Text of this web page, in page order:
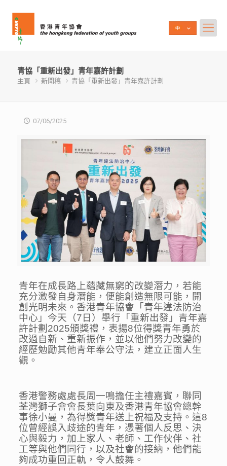
青協「重新出發」青年嘉許計劃
主頁 新聞稿 青協「重新出發」青年嘉許計劃
07/06/2025
青年在成長路上蘊藏無窮的改變潛力，若能
充分激發自身潛能，便能創造無限可能，開
創光明未來。香港青年協會「青年違法防治
中心」今天（7日）舉行「重新出發」青年嘉
許計劃2025頒獎禮，表揚8位得獎青年勇於
改過自新、重新振作，並以他們努力改變的
經歷勉勵其他青年奉公守法，建立正面人生
觀。
香港警務處處長周一鳴擔任主禮嘉賓，聯同
荃灣獅子會會長葉向東及香港青年協會總幹
事徐小曼，為得獎青年送上祝福及支持。這8
位曾經誤入歧途的青年，憑著個人反思、決
心與毅力，加上家人、老師、工作伙伴、社
工等與他們同行，以及社會的接納，他們能
夠成功重回正軌，令人鼓舞。